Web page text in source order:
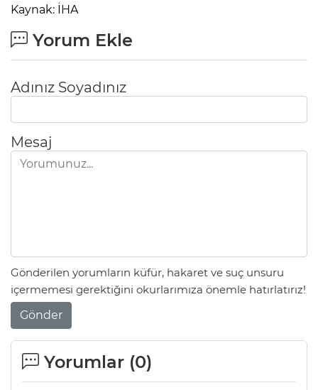
Kaynak: İHA
Yorum Ekle
Adınız Soyadınız
Mesaj
Gönderilen yorumların küfür, hakaret ve suç unsuru
içermemesi gerektiğini okurlarımıza önemle hatırlatırız!
Gönder
Yorumlar (0)